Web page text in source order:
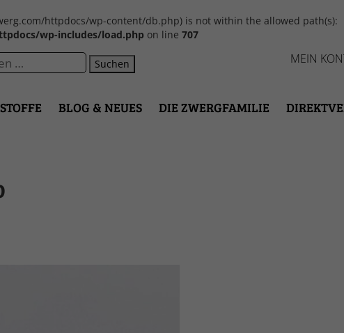
httpdocs/wp-content/db.php) is not within the allowed path(s):
wp-includes/load.php on line 707
MEIN
Suchen
STOFFE BLOG & NEUES DIE ZWERGFAMILIE